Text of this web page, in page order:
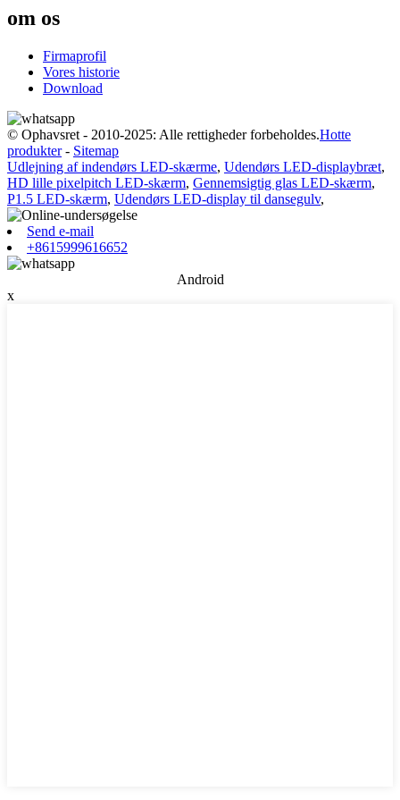
om os
Firmaprofil
Vores historie
Download
© Ophavsret - 2010-2025: Alle rettigheder forbeholdes.Hotte
produkter- Sitemap
Udlejning af indendørs LED-skærme, Udendørs LED-displaybræt,
HD lille pixelpitch LED-skærm, Gennemsigtig glas LED-skærm,
P1.5 LED-skærm, Udendørs LED-display til dansegulv,
Send e-mail
+8615999616652
Android
x